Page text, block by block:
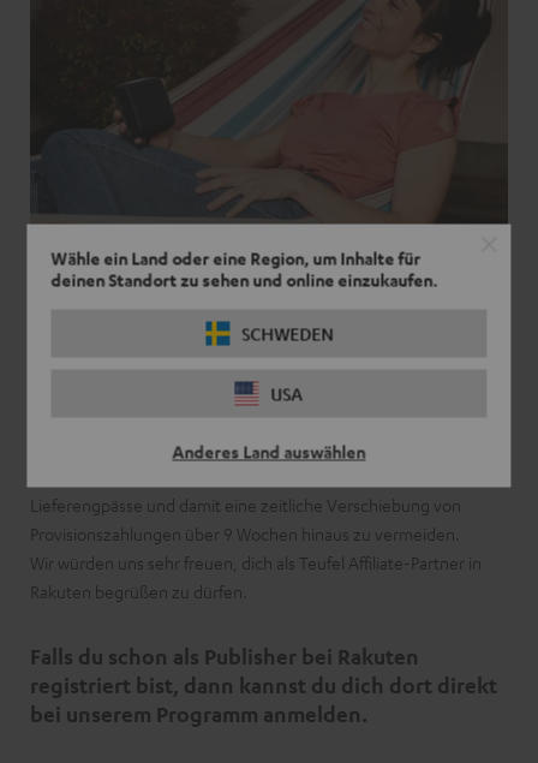
Wähle ein Land oder eine Region, um Inhalte für
deinen Standort zu sehen und online einzukaufen.
SCHWEDEN
USA
Anderes Land auswählen
bestätigt. Die Rückgabefrist beginnt mit Auslieferung der Ware.
für Provisionen aus diesem Grund auf den höchstmöglichen
Lieferengpässe und damit eine zeitliche Verschiebung von
Provisionszahlungen über 9 Wochen hinaus zu vermeiden.
Wir würden uns sehr freuen, dich als Teufel Affiliate-Partner in
Rakuten begrüßen zu dürfen.
Falls du schon als Publisher bei Rakuten
registriert bist, dann kannst du dich dort direkt
bei unserem Programm anmelden.